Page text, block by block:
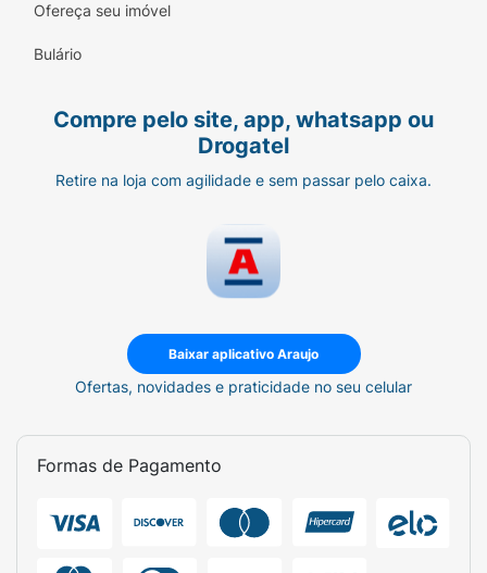
Ofereça seu imóvel
Bulário
Compre pelo site, app, whatsapp ou
Drogatel
Retire na loja com agilidade e sem passar pelo caixa.
Baixar aplicativo Araujo
Ofertas, novidades e praticidade no seu celular
Formas de Pagamento